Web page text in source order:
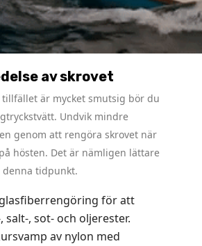
av skrovet
är mycket smutsig bör du
Undvik mindre
genom att rengöra skrovet när
hösten. Det är nämligen lättare
tidpunkt.
för att
salt-, sot- och oljerester.
av nylon med